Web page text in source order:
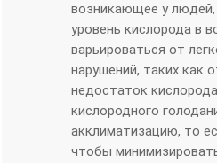
возникающее у
уровень кислорода в
варьироваться от
нарушений, таких как
недостаток
кислородного
акклиматизацию, то
чтобы